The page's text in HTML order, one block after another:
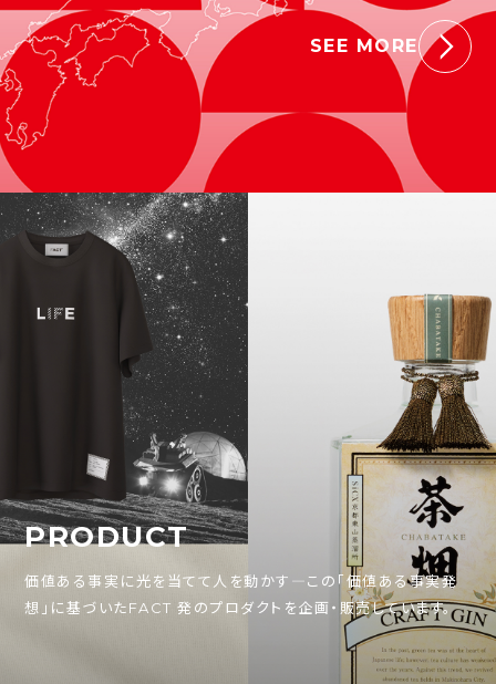
SEE MORE
PRODUCT
価値ある事実に光を当てて人を動かす―この「価値ある事実発
想」に基づいたFACT 発のプロダクトを企画・販売しています。